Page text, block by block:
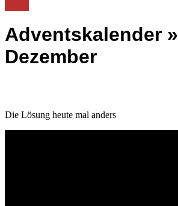
Adventskalender »
Dezember
Die Lösung heute mal anders